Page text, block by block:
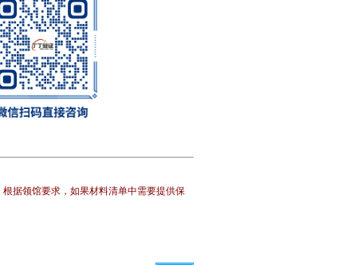
根据领馆要求，如果材料清单中需要提供保